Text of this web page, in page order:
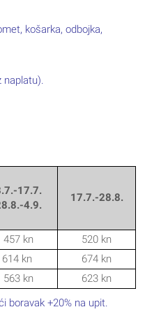
košarka, odbojka,
naplatu).
17.7.
4.9.
17.7.-28.8.
457 kn
520 kn
614 kn
674 kn
563 kn
623 kn
boravak +20% na upit.